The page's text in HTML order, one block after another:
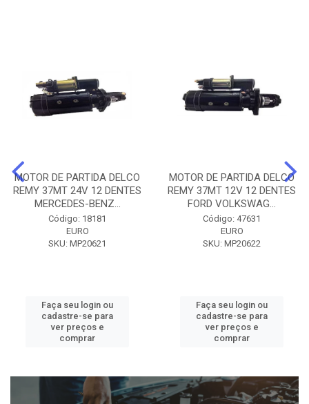
MOTOR DE PARTIDA DELCO
REMY 37MT 24V 12 DENTES
MERCEDES-BENZ...
Código: 18181
EURO
SKU: MP20621
Faça seu login ou
cadastre-se para
ver preços e
comprar
MOTOR DE PARTIDA DELCO
REMY 37MT 12V 12 DENTES
FORD VOLKSWAG...
Código: 47631
EURO
SKU: MP20622
Faça seu login ou
cadastre-se para
ver preços e
comprar